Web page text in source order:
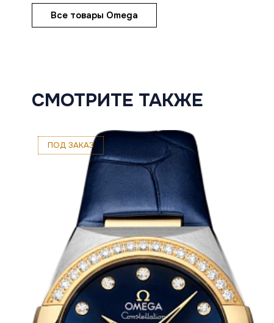
Все товары Omega
СМОТРИТЕ ТАКЖЕ
ПОД ЗАКАЗ